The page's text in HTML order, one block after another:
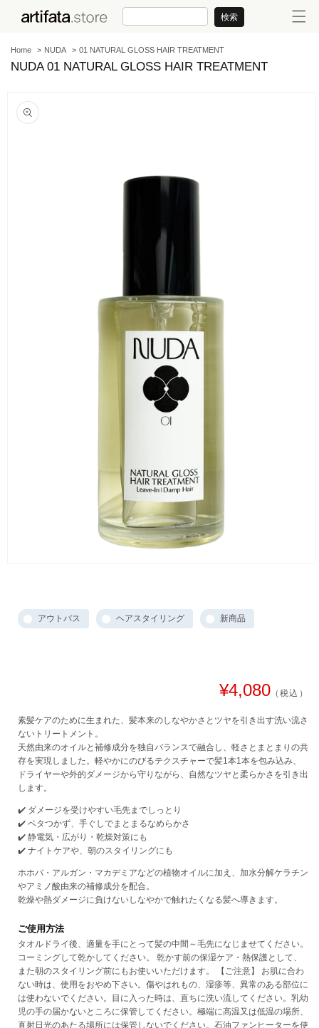
コンテンツに進む 検索
Home NUDA 01 NATURAL GLOSS HAIR TREATMENT
NUDA 01 NATURAL GLOSS HAIR TREATMENT
商品情報にスキップ
アウトバス ヘアスタイリング 新商品
通
価
¥4,080（税込）
素髪ケアのために生まれた、髪本来のしなやかさとツヤを引き出す洗い流さ
ないトリートメント。
天然由来のオイルと補修成分を独自バランスで融合し、軽さとまとまりの共
存を実現しました。軽やかにのびるテクスチャーで髪1本1本を包み込み、
ドライヤーや外的ダメージから守りながら、自然なツヤと柔らかさを引き出
します。
✔️ ダメージを受けやすい毛先までしっとり
✔️ ベタつかず、手ぐしでまとまるなめらかさ
✔️ 静電気・広がり・乾燥対策にも
✔️ ナイトケアや、朝のスタイリングにも
ホホバ・アルガン・マカデミアなどの植物オイルに加え、加水分解ケラチン
やアミノ酸由来の補修成分を配合。
乾燥や熱ダメージに負けないしなやかで触れたくなる髪へ導きます。
ご使用方法
タオルドライ後、適量を手にとって髪の中間～毛先になじませてください。
コーミングして乾かしてください。 乾かす前の保湿ケア・熱保護として、
また朝のスタイリング前にもお使いいただけます。 【ご注意】 お肌に合わ
ない時は、使用をおやめ下さい。傷やはれもの、湿疹等、異常のある部位に
は使わないでください。目に入った時は、直ちに洗い流してください。乳幼
児の手の届かないところに保管してください。極端に高温又は低温の場所、
直射日光のあたる場所には保管しないでください。石油ファンヒーターを使